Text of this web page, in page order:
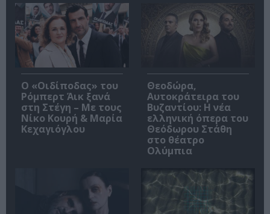
O «Οιδίποδας» του
Ρόμπερτ Άικ ξανά
στη Στέγη – Με τους
Νίκο Κουρή & Μαρία
Κεχαγιόγλου
Θεοδώρα,
Αυτοκράτειρα του
Βυζαντίου: Η νέα
ελληνική όπερα του
Θεόδωρου Στάθη
στο θέατρο
Ολύμπια